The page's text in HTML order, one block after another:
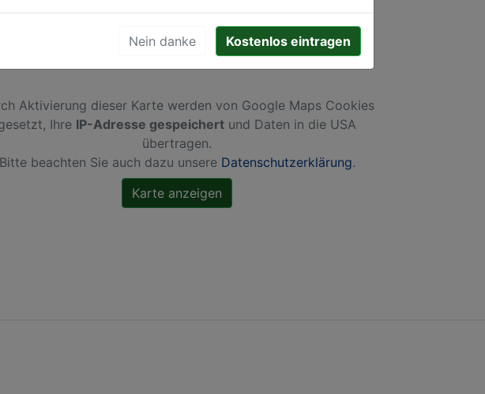
Aktivierung dieser Karte werden von Google Maps Cookies
Ihre IP-Adresse gespeichert und Daten in die USA
übertragen.
Bitte beachten Sie auch dazu unsere Datenschutzerklärung.
Nein danke Kostenlos eintragen